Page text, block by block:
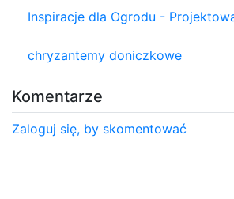
Inspiracje dla Ogrodu -
chryzantemy doniczkowe
Komentarze
Zaloguj się, by skomentować